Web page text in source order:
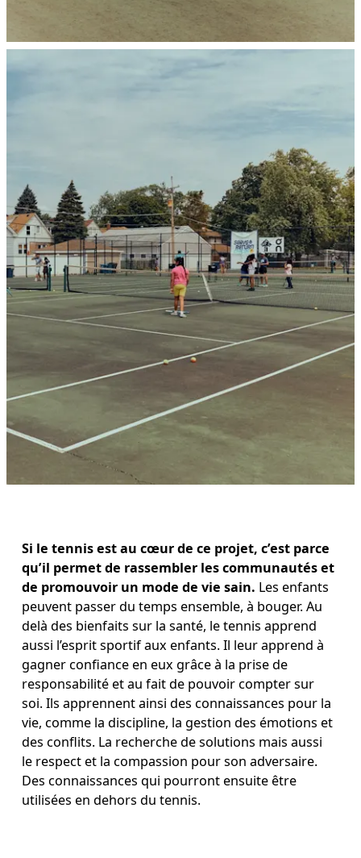
Si le tennis est au cœur de ce projet, c’est parce
qu’il permet de rassembler les communautés et
de promouvoir un mode de vie sain. Les enfants
peuvent passer du temps ensemble, à bouger. Au
delà des bienfaits sur la santé, le tennis apprend
aussi l’esprit sportif aux enfants. Il leur apprend à
gagner confiance en eux grâce à la prise de
responsabilité et au fait de pouvoir compter sur
soi. Ils apprennent ainsi des connaissances pour la
vie, comme la discipline, la gestion des émotions et
des conflits. La recherche de solutions mais aussi
le respect et la compassion pour son adversaire.
Des connaissances qui pourront ensuite être
utilisées en dehors du tennis.